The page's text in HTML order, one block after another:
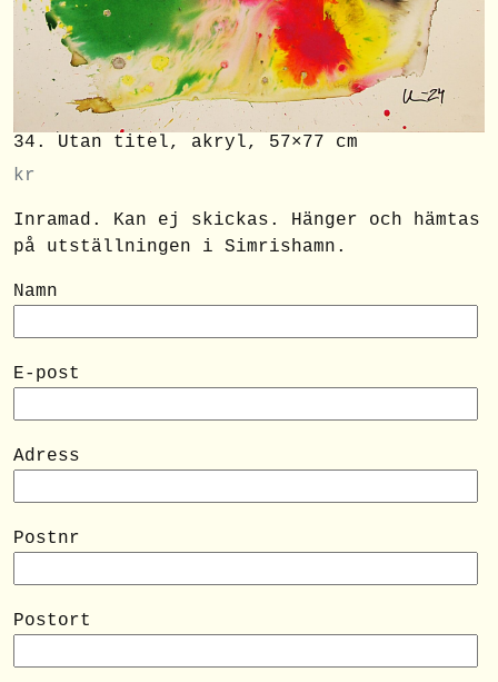
34. Utan titel, akryl, 57×77 cm
kr
Inramad. Kan ej skickas. Hänger och hämtas
på utställningen i Simrishamn.
Namn
E-post
Adress
Postnr
Postort